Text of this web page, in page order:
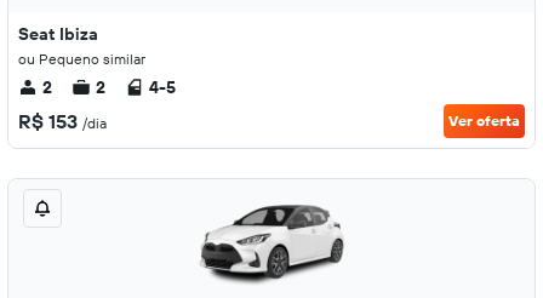
Seat Ibiza
ou Pequeno similar
2 2 4-5
R$ 153 /dia Ver oferta